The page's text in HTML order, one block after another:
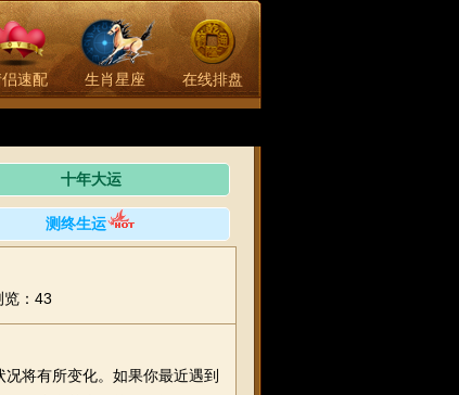
速配 生肖星座 在线排盘
十年大运
测终生运
览：43
将有所变化。如果你最近遇到